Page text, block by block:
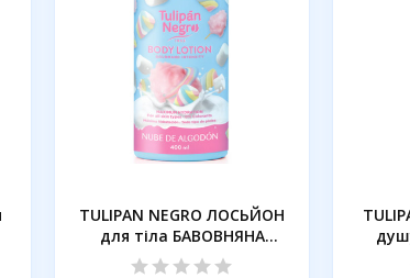
TULIPAN NEGRO ЛОСЬЙОН
для тіла БАВОВНЯНА
ХМАРА,...